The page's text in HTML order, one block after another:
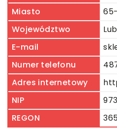
Miasto
Województwo
E-mail
Numer telefonu
Adres internetowy
NIP
REGON